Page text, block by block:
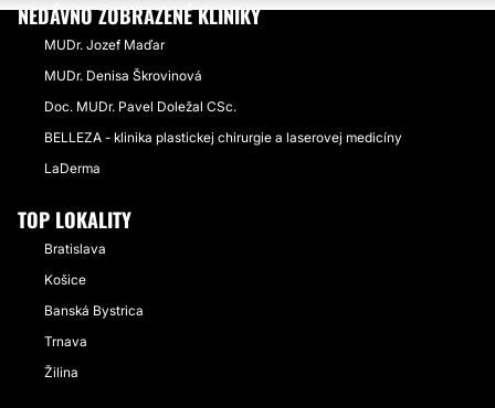
NEDÁVNO ZOBRAZENÉ KLINIKY
MUDr. Jozef Maďar
MUDr. Denisa Škrovinová
Doc. MUDr. Pavel Doležal CSc.
BELLEZA - klinika plastickej chirurgie a laserovej medicíny
LaDerma
TOP LOKALITY
Bratislava
Košice
Banská Bystrica
Trnava
Žilina